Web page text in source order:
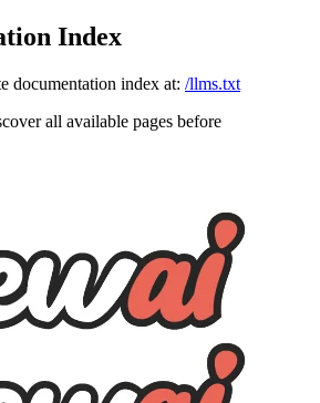
Index
documentation index at: /llms.txt
all available pages before